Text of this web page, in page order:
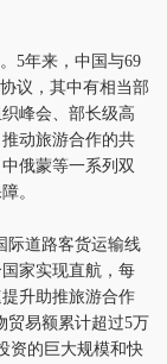
5年来，中国与69
议，其中有相当部
峰会、部长级高
动旅游合作的共
俄蒙等一系列双
。
道路客货运输线
家实现直航，每
升助推旅游合作
贸易额累计超过5万
资的巨大规模和快